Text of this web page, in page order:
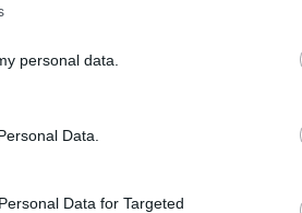
personal data.
Data.
Data for Targeted
στις τιμές.
την καλλιέργεια, με
σαφή εκτίμηση
νέες πιέσεις